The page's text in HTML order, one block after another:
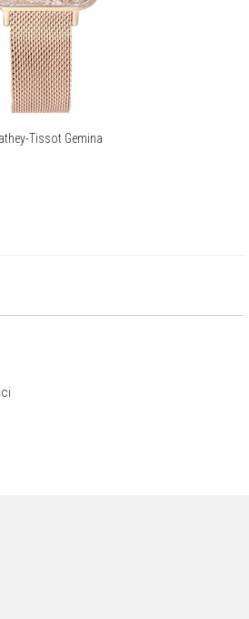
Tissot Gemina